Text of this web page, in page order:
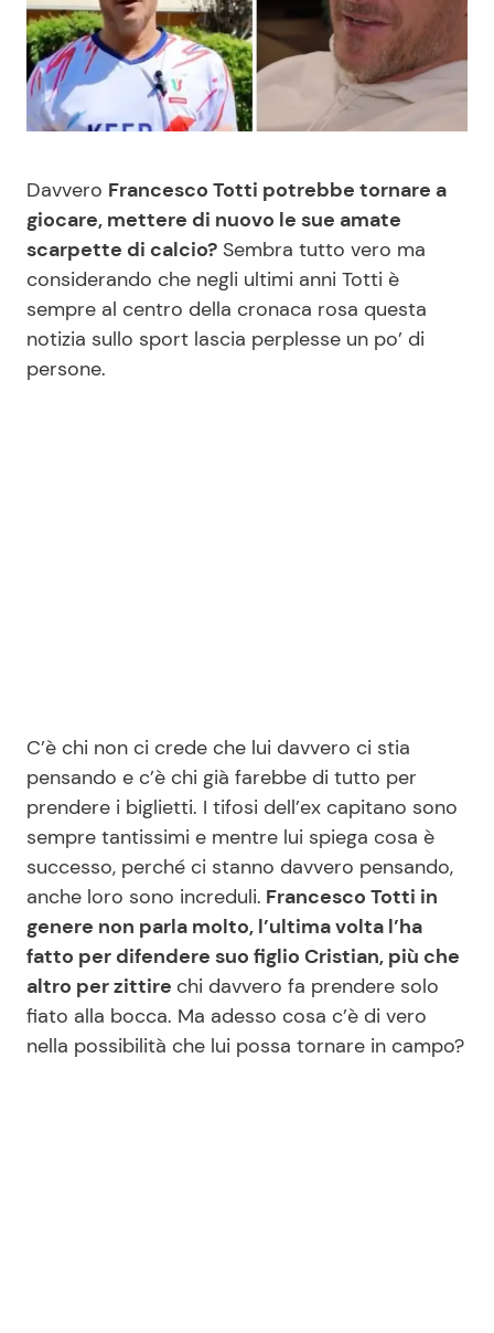
News Spettacolo
Benessere
Moda e Style
Mondo Mamma
News benessere
Cucina e Ricette
Dolci
Le Ricette in TV
Primi Piatti
Info
Chi siamo
Disclaimer e Privacy
Redazione
Contattaci
Pubblicità
Privacy Policy
Davvero Francesco Totti potrebbe tornare a
giocare, mettere di nuovo le sue amate
scarpette di calcio? Sembra tutto vero ma
considerando che negli ultimi anni Totti è
sempre al centro della cronaca rosa questa
notizia sullo sport lascia perplesse un po’ di
persone.
C’è chi non ci crede che lui davvero ci stia
pensando e c’è chi già farebbe di tutto per
prendere i biglietti. I tifosi dell’ex capitano sono
sempre tantissimi e mentre lui spiega cosa è
successo, perché ci stanno davvero pensando,
anche loro sono increduli. Francesco Totti in
genere non parla molto, l’ultima volta l’ha
fatto per difendere suo figlio Cristian, più che
altro per zittire chi davvero fa prendere solo
fiato alla bocca. Ma adesso cosa c’è di vero
nella possibilità che lui possa tornare in campo?